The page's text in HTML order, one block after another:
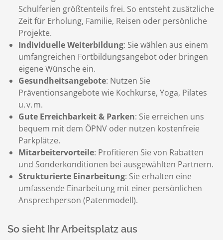
So sieht Ihr Arbeitsplatz aus
Schulferien größtenteils frei. So entsteht zusätzliche
Zeit für Erholung, Familie, Reisen oder persönliche
Projekte.
Individuelle Weiterbildung: Sie wählen aus einem
umfangreichen Fortbildungsangebot oder bringen
eigene Wünsche ein.
Gesundheitsangebote: Nutzen Sie
Präventionsangebote wie Kochkurse, Yoga, Pilates
u. v. m.
Gute Erreichbarkeit & Parken: Sie erreichen uns
bequem mit dem ÖPNV oder nutzen kostenfreie
Parkplätze.
Mitarbeitervorteile: Profitieren Sie von Rabatten
und Sonderkonditionen bei ausgewählten Partnern.
Strukturierte Einarbeitung: Sie erhalten eine
umfassende Einarbeitung mit einer persönlichen
Ansprechperson (Patenmodell).